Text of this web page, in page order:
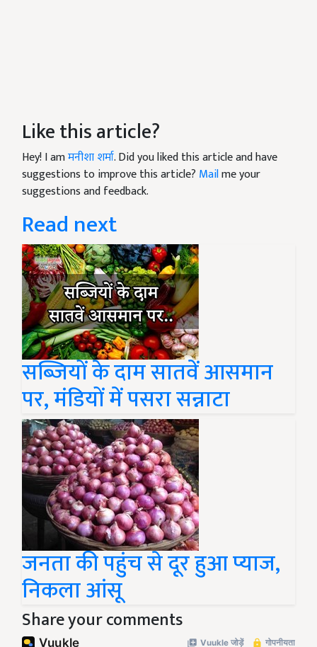
Like this article?
Hey! I amमनीशा शर्मा. Did you liked this article and have
suggestions to improve this article? Mailme your
suggestions and feedback.
Read next
सब्जियों के दाम सातवें आसमान
पर, मंडियों में पसरा सन्नाटा
जनता की पहुंच से दूर हुआ प्याज,
निकला आंसू
Share your comments